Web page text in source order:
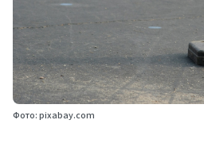
Фото: pixabay.com